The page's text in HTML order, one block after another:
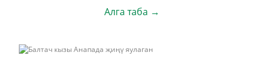
Алга таба →